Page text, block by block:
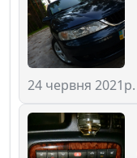
24 червня 2021р.